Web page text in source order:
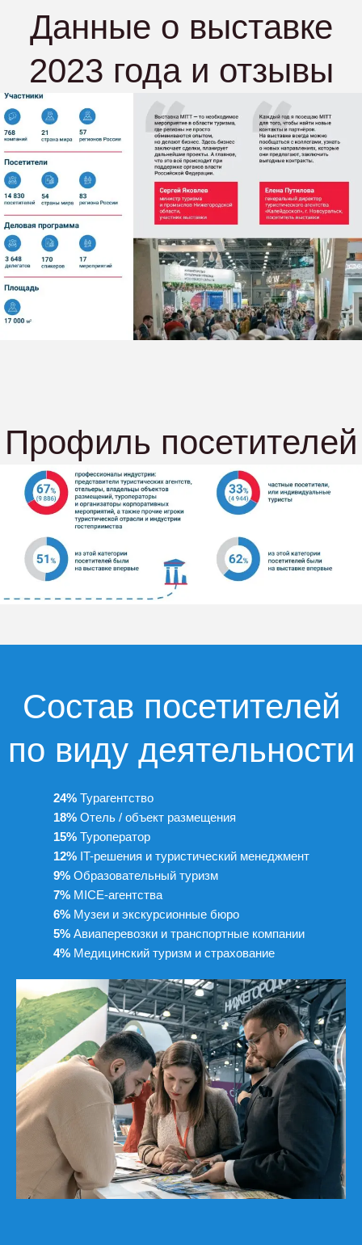
Данные о выставке
2023 года и отзывы
Профиль посетителей
Состав посетителей
по виду деятельности
24% Турагентство
18% Отель / объект размещения
15% Туроператор
12% IT-решения и туристический менеджмент
9% Образовательный туризм
7% MICE-агентства
6% Музеи и экскурсионные бюро
5% Авиаперевозки и транспортные компании
4% Медицинский туризм и страхование